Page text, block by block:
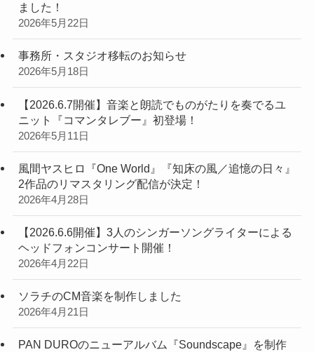
ました！
2026年5月22日
事務所・スタジオ移転のお知らせ
2026年5月18日
【2026.6.7開催】音楽と朗読でものがたりを奏でるユ
ニット『コマンタレブー』初登場！
2026年5月11日
風間ヤスヒロ『One World』『知床の風／追憶の日々』
2作品のリマスタリング配信が決定！
2026年4月28日
【2026.6.6開催】3人のシンガーソングライターによる
ヘッドフォンコンサート開催！
2026年4月22日
ソラチのCM音楽を制作しました
2026年4月21日
PAN DUROのニューアルバム『Soundscape』を制作